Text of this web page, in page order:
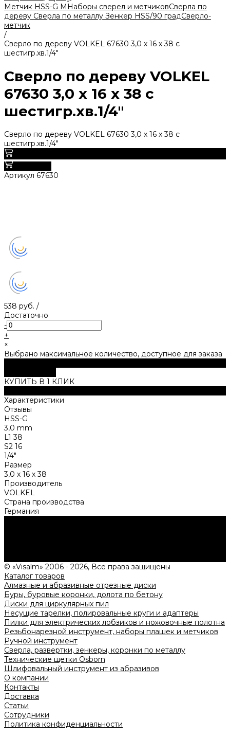
Метчик HSS-G МНаборы сверел и метчиковСверла по
дереву Сверла по металлу Зенкер HSS/90 градСверло-
метчик
/
Сверло по дереву VOLKEL 67630 3,0 х 16 х 38 с
шестигр.хв.1/4"
Сверло по дереву VOLKEL
67630 3,0 х 16 х 38 с
шестигр.хв.1/4"
Сверло по дереву VOLKEL 67630 3,0 х 16 х 38 с
шестигр.хв.1/4"
Артикул 67630
538 руб. /
Достаточно
-
+
×
Выбрано максимальное количество, доступное для заказа
КУПИТЬ В 1 КЛИК
Характеристики
Отзывы
HSS-G
3,0 mm
L1 38
S2 16
1/4"
Размер
3,0 х 16 х 38
Производитель
VOLKEL
Страна производства
Германия
© «Visalm» 2006 - 2026, Все права защищены
Каталог товаров
Алмазные и абразивные отрезные диски
Буры, буровые коронки, долота по бетону
Диски для циркулярных пил
Несущие тарелки, полировальные круги и адаптеры
Пилки для электрических лобзиков и ножовочные полотна
Резьбонарезной инструмент, наборы плашек и метчиков
Ручной инструмент
Сверла, развертки, зенкеры, коронки по металлу
Технические щетки Osborn
Шлифовальный инструмент из абразивов
О компании
Контакты
Доставка
Статьи
Сотрудники
Политика конфиденциальности